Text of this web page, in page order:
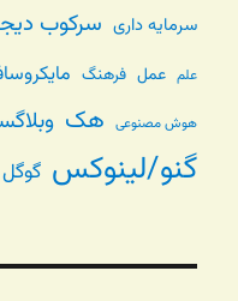
سرمایه داری سرکوب
علم عمل فرهنگ
هوش مصنوعی هک
گنو/لینوکس گوگل